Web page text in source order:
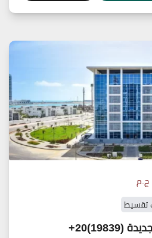
ج.م
مزارين هب العلمين الجديدة (19839)20+